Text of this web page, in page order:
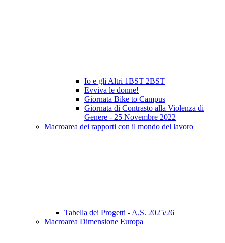
Io e gli Altri 1BST 2BST
Evviva le donne!
Giornata Bike to Campus
Giornata di Contrasto alla Violenza di
Genere - 25 Novembre 2022
Macroarea dei rapporti con il mondo del lavoro
Tabella dei Progetti - A.S. 2025/26
Macroarea Dimensione Europa